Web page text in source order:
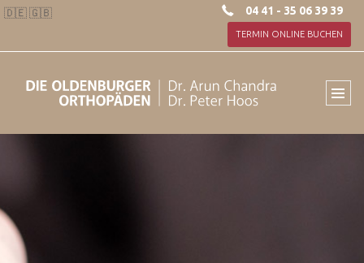
🇩🇪🇬🇧 04 41 - 35 06 39 39
TERMIN ONLINE BUCHEN
Therapien